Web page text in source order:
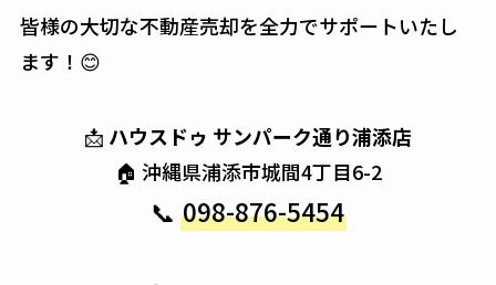
皆様の大切な不動産売却を全力でサポートいたし
ます！😊
📩 ハウスドゥ サンパーク通り浦添店
🏠 沖縄県浦添市城間4丁目6-2
📞 098-876-5454